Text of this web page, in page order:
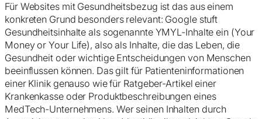
Für Websites mit Gesundheitsbezug ist das aus einem
konkreten Grund besonders relevant: Google stuft
Gesundheitsinhalte als sogenannte YMYL-Inhalte ein (Your
Money or Your Life), also als Inhalte, die das Leben, die
Gesundheit oder wichtige Entscheidungen von Menschen
beeinflussen können. Das gilt für Patienteninformationen
einer Klinik genauso wie für Ratgeber-Artikel einer
Krankenkasse oder Produktbeschreibungen eines
MedTech-Unternehmens. Wer seinen Inhalten durch